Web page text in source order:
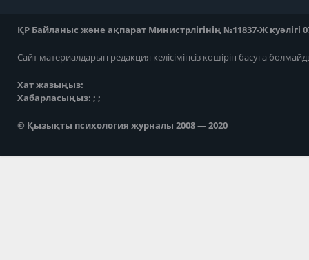
ҚР Байланыс және ақпарат Министрлігінің №11837-Ж куәлігі
Сайт материалдарын редакция келісімінсіз көшіріп басуға
Хат жазыңыз:
Хабарласыңыз: ; ;
© Қызықты психология журналы 2008 — 2020